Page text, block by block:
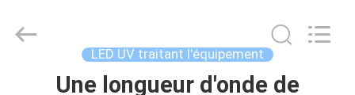
MAISON
Syochi
Electronics
LED UV traitant l'équipement
Une longueur d'onde de